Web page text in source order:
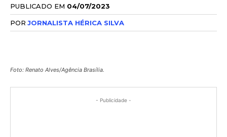
PUBLICADO EM 04/07/2023
POR JORNALISTA HÉRICA SILVA
Foto: Renato Alves/Agência Brasília.
- Publicidade -